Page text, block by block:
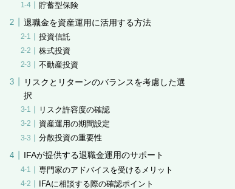
貯蓄型保険
退職金を資産運用に活用する方法
投資信託
株式投資
不動産投資
リスクとリターンのバランスを考慮した選
択
リスク許容度の確認
資産運用の期間設定
分散投資の重要性
IFAが提供する退職金運用のサポート
専門家のアドバイスを受けるメリット
IFAに相談する際の確認ポイント